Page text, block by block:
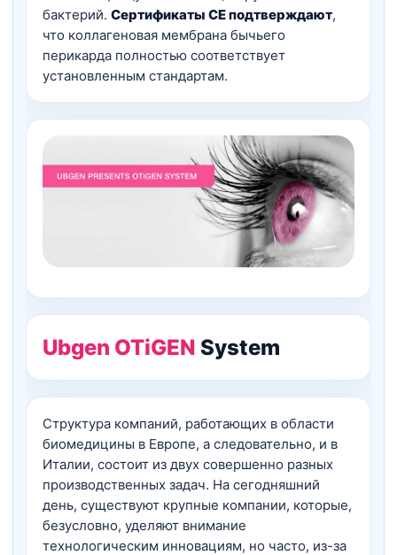
бактерий. Сертификаты CE подтверждают,
что коллагеновая мембрана бычьего
перикарда полностью соответствует
установленным стандартам.
Ubgen OTiGEN System
Структура компаний, работающих в области
биомедицины в Европе, а следовательно, и в
Италии, состоит из двух совершенно разных
производственных задач. На сегодняшний
день, существуют крупные компании, которые,
безусловно, уделяют внимание
технологическим инновациям, но часто, из-за